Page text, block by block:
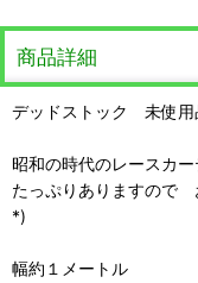
商品詳細
デッドストック 未使用
昭和の時代のレースカ
たっぷりありますので
*)
幅約１メートル